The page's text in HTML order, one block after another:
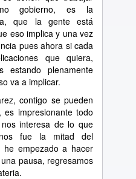
gobierno, es la
que la gente está
eso implica y una vez
pues ahora si cada
que quiera,
plenamente
va a implicar.
contigo se pueden
es impresionante todo
interesa de lo que
fue la mitad del
empezado a hacer
pausa, regresamos